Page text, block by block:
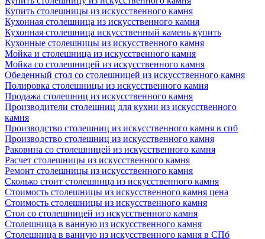
Купить столешницы из искусственного камня
Кухонная столешница из искусственного камня
Кухонная столешница искусственный камень купить
Кухонные столешницы из искусственного камня
Мойка и столешница из искусственного камня
Мойка со столешницей из искусственного камня
Обеденный стол со столешницей из искусственного камня
Полировка столешницы из искусственного камня
Продажа столешниц из искусственного камня
Производители столешниц для кухни из искусственного
камня
Производство столешниц из искусственного камня в спб
Производство столешниц из искусственного камня
Раковина со столешницей из искусственного камня
Расчет столешницы из искусственного камня
Ремонт столешницы из искусственного камня
Сколько стоит столешница из искусственного камня
Стоимость столешницы из искусственного камня цена
Стоимость столешницы из искусственного камня
Стол со столешницей из искусственного камня
Столешница в ванную из искусственного камня
Столешница в ванную из искусственного камня в СПб